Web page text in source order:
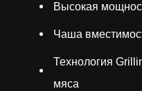
Высокая
Чаша
Технология
мяса